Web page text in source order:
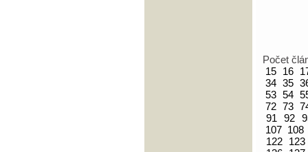
Počet
15 16
34 35
53 54
72 73
91
92
107 108
122
123